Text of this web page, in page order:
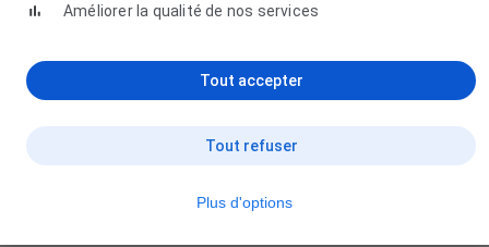
04 93 65 78 90
Améliorer la qualité de nos services
Tout refuser
Tout accepter
Plus d'options